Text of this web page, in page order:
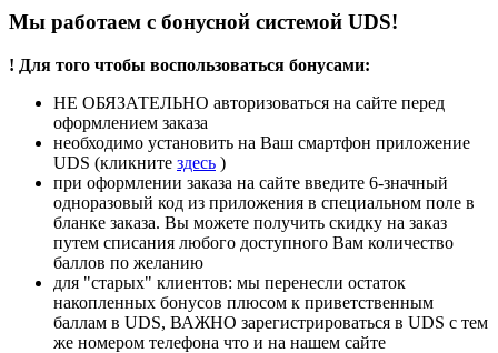
Мы работаем с бонусной системой UDS!
! Для того чтобы воспользоваться бонусами:
НЕ ОБЯЗАТЕЛЬНО авторизоваться на сайте перед
оформлением заказа
необходимо установить на Ваш смартфон приложение
UDS (кликните здесь )
при оформлении заказа на сайте введите 6-значный
одноразовый код из приложения в специальном поле в
бланке заказа. Вы можете получить скидку на заказ
путем списания любого доступного Вам количество
баллов по желанию
для "старых" клиентов: мы перенесли остаток
накопленных бонусов плюсом к приветственным
баллам в UDS, ВАЖНО зарегистрироваться в UDS с тем
же номером телефона что и на нашем сайте